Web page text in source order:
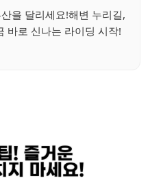
을 달리세요!해변 누리길,
바로 신나는 라이딩 시작!